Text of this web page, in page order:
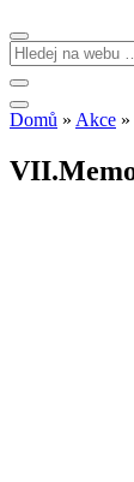
Domů » Akce »